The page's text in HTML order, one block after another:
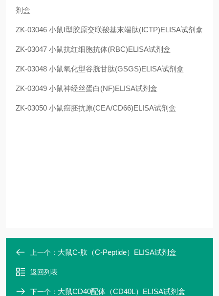
剂盒
ZK-03046 小鼠Ⅰ型胶原交联羧基末端肽(ⅠCTP)ELISA试剂盒
ZK-03047 小鼠抗红细胞抗体(RBC)ELISA试剂盒
ZK-03048 小鼠氧化型谷胱甘肽(GSGS)ELISA试剂盒
ZK-03049 小鼠神经丝蛋白(NF)ELISA试剂盒
ZK-03050 小鼠癌胚抗原(CEA/CD66)ELISA试剂盒
上一个： 大鼠C-肽（C-Peptide）ELISA试剂盒
返回列表
下一个： 大鼠CD40配体（CD40L）ELISA试剂盒